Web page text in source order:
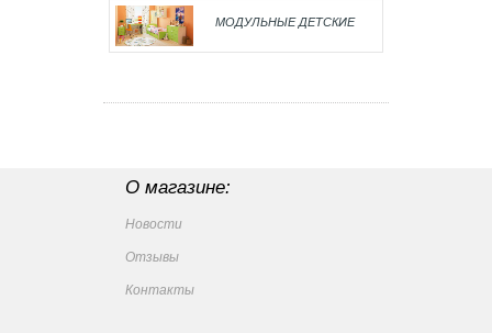
МОДУЛЬНЫЕ ДЕТСКИЕ
О магазине:
Новости
Отзывы
Контакты